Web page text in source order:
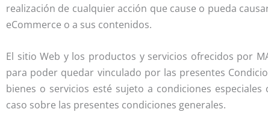
realización de cualquier acción que cause o pueda
eCommerce o a sus contenidos.
El sitio Web y los productos y servicios ofrecidos por
para poder quedar vinculado por las presentes
bienes o servicios esté sujeto a condiciones
caso sobre las presentes condiciones generales.